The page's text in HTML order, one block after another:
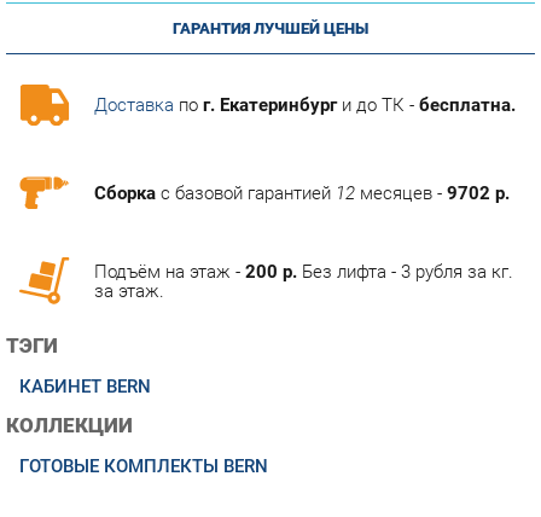
Доставкапог. Екатеринбурги до ТК -бесплатна.
ТЭГИ
ОПИСАНИЕ